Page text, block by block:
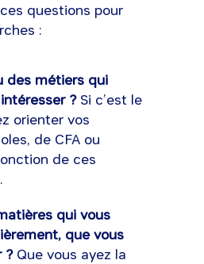
questions pour
:
des métiers qui
?Si c’est le
orienter vos
de CFA ou
de ces
qui vous
que vous
?Que vous ayez la